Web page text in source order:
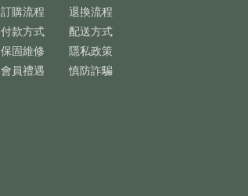
訂購流程
退換流程
付款方式
配送方式
保固維修
隱私政策
會員禮遇
慎防詐騙